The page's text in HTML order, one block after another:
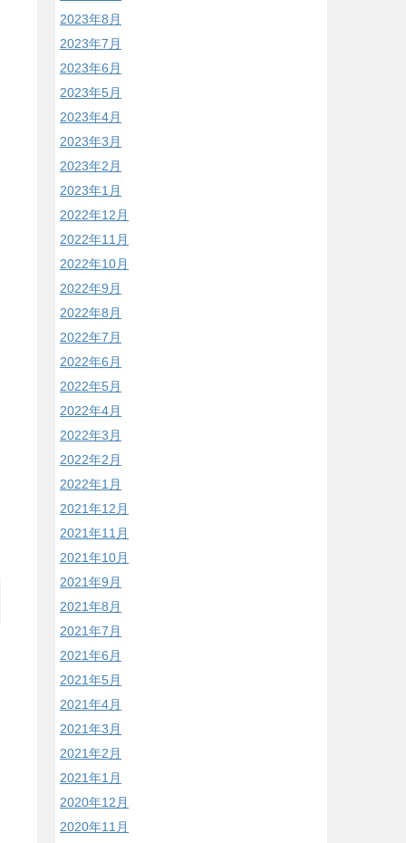
2023年8月
2023年7月
2023年6月
2023年5月
2023年4月
2023年3月
2023年2月
2023年1月
2022年12月
2022年11月
2022年10月
2022年9月
2022年8月
2022年7月
2022年6月
2022年5月
2022年4月
2022年3月
2022年2月
2022年1月
2021年12月
2021年11月
2021年10月
2021年9月
2021年8月
2021年7月
2021年6月
2021年5月
2021年4月
2021年3月
2021年2月
2021年1月
2020年12月
2020年11月